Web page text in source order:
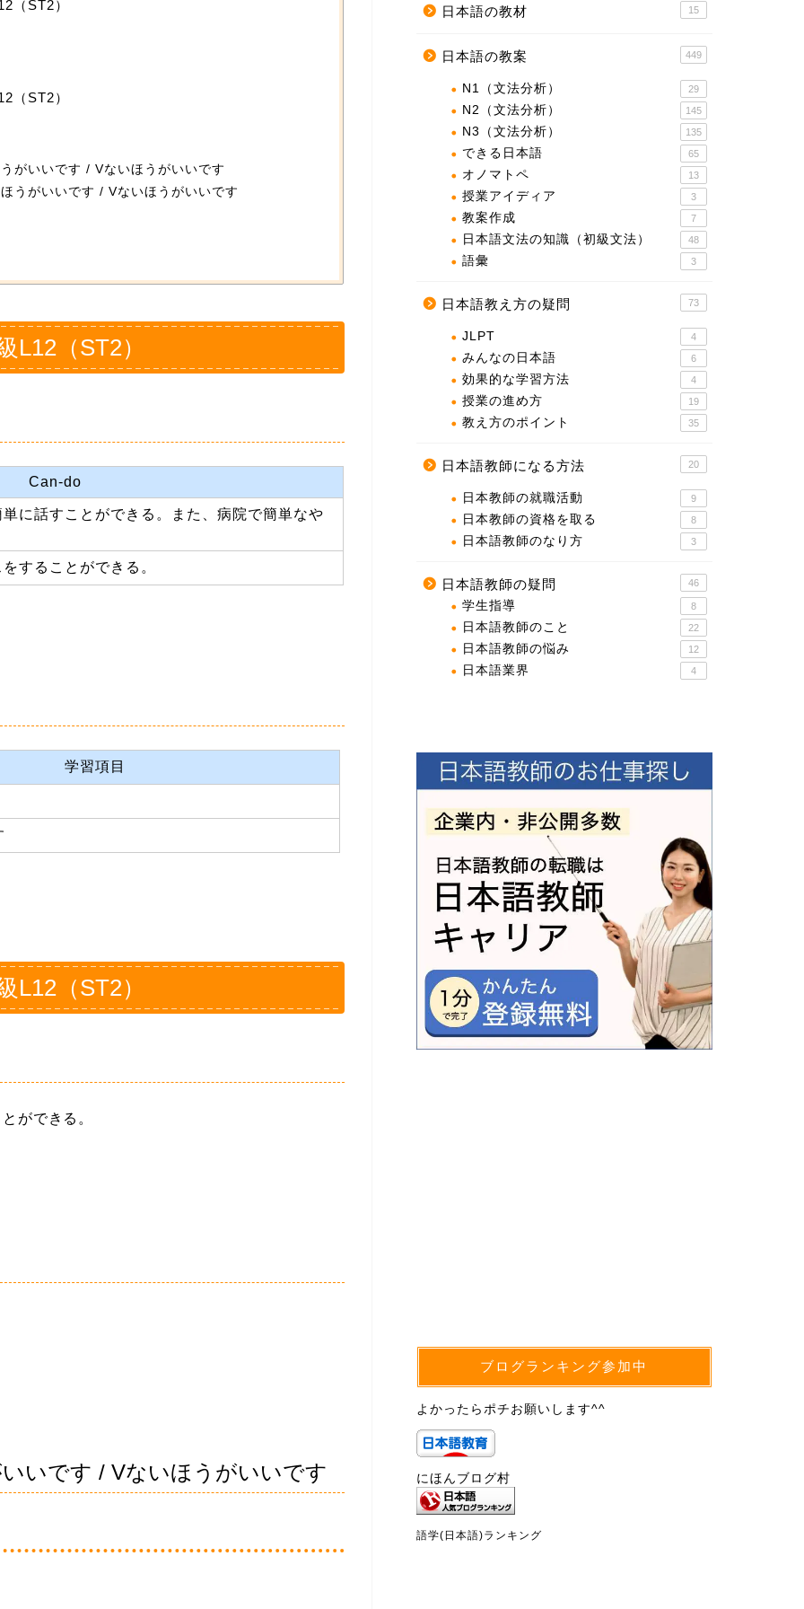
（ST2）
（ST2）
がいいです / Vないほうがいいです
うがいいです / Vないほうがいいです
（ST2）
Can-do
に話すことができる。また、病院で簡単なや
することができる。
学習項目
（ST2）
ができる。
いです / Vないほうがいいです
日本語の教材 15
日本語の教案 449
N1（文法分析） 29
N2（文法分析） 145
N3（文法分析） 135
できる日本語 65
オノマトペ 13
授業アイディア 3
教案作成 7
日本語文法の知識（初級文法） 48
語彙 3
日本語教え方の疑問 73
JLPT 4
みんなの日本語 6
効果的な学習方法 4
授業の進め方 19
教え方のポイント 35
日本語教師になる方法 20
日本教師の就職活動 9
日本教師の資格を取る 8
日本語教師のなり方 3
日本語教師の疑問 46
学生指導 8
日本語教師のこと 22
日本語教師の悩み 12
日本語業界 4
ブログランキング参加中
よかったらポチお願いします^^
にほんブログ村
語学(日本語)ランキング